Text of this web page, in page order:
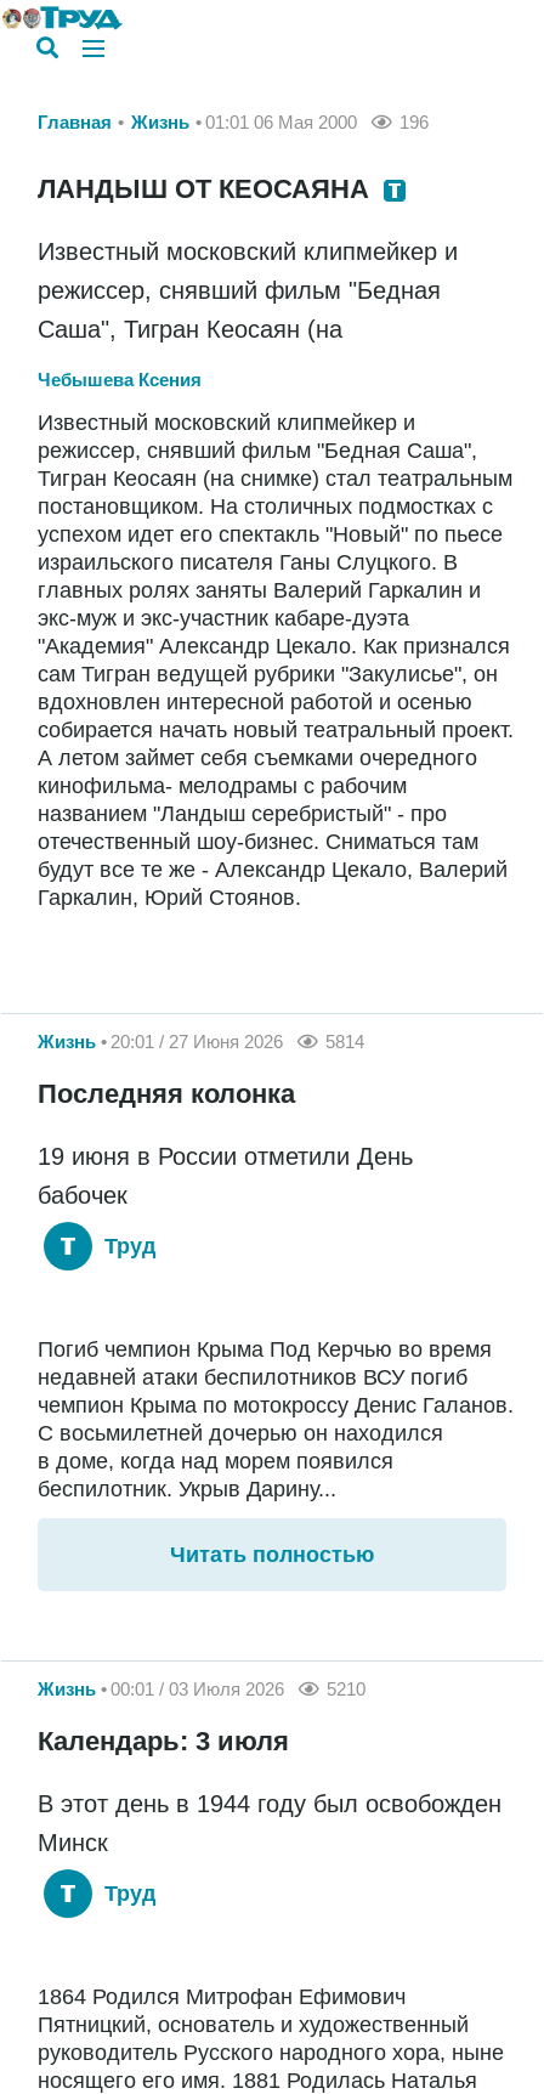
Главная Жизнь 01:01 06 Мая 2000 196
ЛАНДЫШ ОТ КЕОСАЯНА
Известный московский клипмейкер и
режиссер, снявший фильм "Бедная
Саша", Тигран Кеосаян (на
Чебышева Ксения
Известный московский клипмейкер и
режиссер, снявший фильм "Бедная Саша",
Тигран Кеосаян (на снимке) стал театральным
постановщиком. На столичных подмостках с
успехом идет его спектакль "Новый" по пьесе
израильского писателя Ганы Слуцкого. В
главных ролях заняты Валерий Гаркалин и
экс-муж и экс-участник кабаре-дуэта
"Академия" Александр Цекало. Как признался
сам Тигран ведущей рубрики "Закулисье", он
вдохновлен интересной работой и осенью
собирается начать новый театральный проект.
А летом займет себя съемками очередного
кинофильма- мелодрамы с рабочим
названием "Ландыш серебристый" - про
отечественный шоу-бизнес. Сниматься там
будут все те же - Александр Цекало, Валерий
Гаркалин, Юрий Стоянов.
Жизнь 20:01 / 27 Июня 2026 5814
Последняя колонка
19 июня в России отметили День
бабочек
Труд
Погиб чемпион Крыма Под Керчью во время
недавней атаки беспилотников ВСУ погиб
чемпион Крыма по мотокроссу Денис Галанов.
С восьмилетней дочерью он находился
в доме, когда над морем появился
беспилотник. Укрыв Дарину...
Читать полностью
Жизнь 00:01 / 03 Июля 2026 5210
Календарь: 3 июля
В этот день в 1944 году был освобожден
Минск
Труд
1864 Родился Митрофан Ефимович
Пятницкий, основатель и художественный
руководитель Русского народного хора, ныне
носящего его имя. 1881 Родилась Наталья